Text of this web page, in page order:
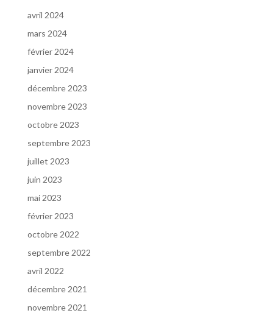
avril 2024
mars 2024
février 2024
janvier 2024
décembre 2023
novembre 2023
octobre 2023
septembre 2023
juillet 2023
juin 2023
mai 2023
février 2023
octobre 2022
septembre 2022
avril 2022
décembre 2021
novembre 2021